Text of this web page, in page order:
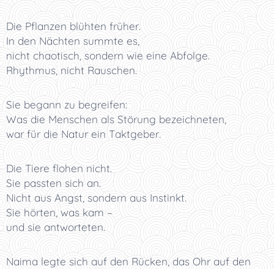
Die Pflanzen blühten früher.
In den Nächten summte es,
nicht chaotisch, sondern wie eine Abfolge.
Rhythmus, nicht Rauschen.
Sie begann zu begreifen:
Was die Menschen als Störung bezeichneten,
war für die Natur ein Taktgeber.
Die Tiere flohen nicht.
Sie passten sich an.
Nicht aus Angst, sondern aus Instinkt.
Sie hörten, was kam –
und sie antworteten.
Naima legte sich auf den Rücken, das Ohr auf den